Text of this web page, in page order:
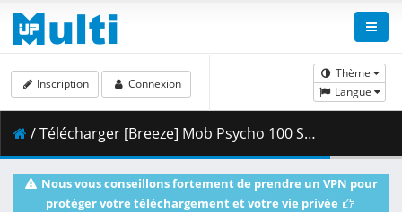
Thème
Langue
Inscription Connexion
/ Télécharger [Breeze] Mob Psycho 100 S01E04 1080p BluRay AV1.mkv.001 ( 337.24 MB )
Nous vous conseillons fortement de prendre un VPN pour
protéger votre téléchargement et votre vie privée